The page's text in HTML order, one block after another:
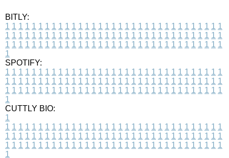
BITLY:
1 1 1 1 1 1 1 1 1 1 1 1 1 1 1 1 1 1 1 1 1 1 1 1 1 1 1 1 1 1 1 1 1
1 1 1 1 1 1 1 1 1 1 1 1 1 1 1 1 1 1 1 1 1 1 1 1 1 1 1 1 1 1 1 1 1
1 1 1 1 1 1 1 1 1 1 1 1 1 1 1 1 1 1 1 1 1 1 1 1 1 1 1 1 1 1 1 1 1
1
SPOTIFY:
1 1 1 1 1 1 1 1 1 1 1 1 1 1 1 1 1 1 1 1 1 1 1 1 1 1 1 1 1 1 1 1 1
1 1 1 1 1 1 1 1 1 1 1 1 1 1 1 1 1 1 1 1 1 1 1 1 1 1 1 1 1 1 1 1 1
1 1 1 1 1 1 1 1 1 1 1 1 1 1 1 1 1 1 1 1 1 1 1 1 1 1 1 1 1 1 1 1 1
1
CUTTLY BIO:
1
1 1 1 1 1 1 1 1 1 1 1 1 1 1 1 1 1 1 1 1 1 1 1 1 1 1 1 1 1 1 1 1 1
1 1 1 1 1 1 1 1 1 1 1 1 1 1 1 1 1 1 1 1 1 1 1 1 1 1 1 1 1 1 1 1 1
1 1 1 1 1 1 1 1 1 1 1 1 1 1 1 1 1 1 1 1 1 1 1 1 1 1 1 1 1 1 1 1 1
1